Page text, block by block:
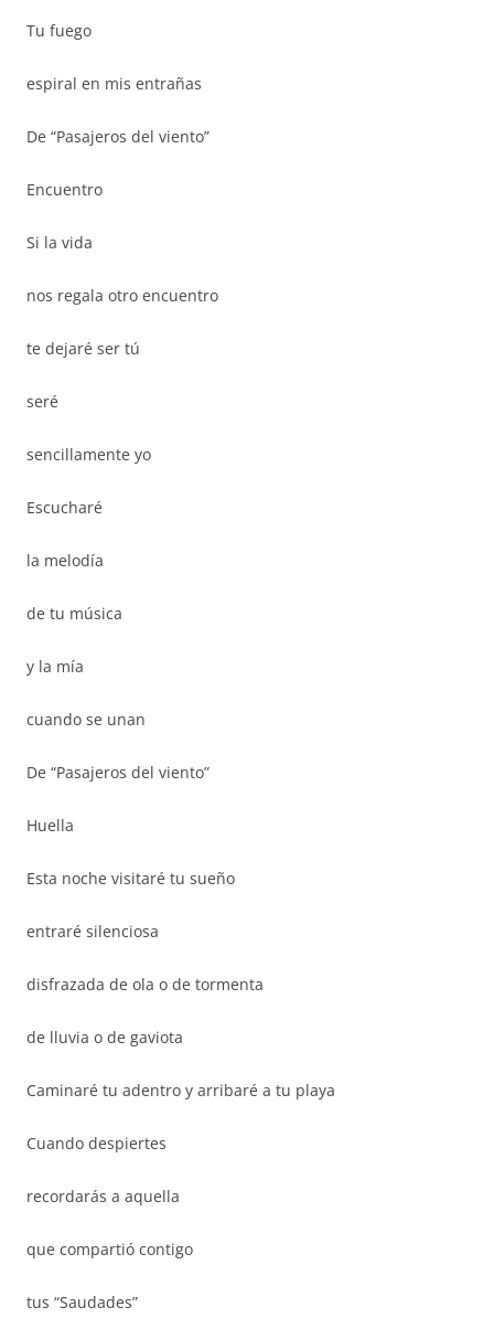
Tu fuego
espiral en mis entrañas
De “Pasajeros del viento”
Encuentro
Si la vida
nos regala otro encuentro
te dejaré ser tú
seré
sencillamente yo
Escucharé
la melodía
de tu música
y la mía
cuando se unan
De “Pasajeros del viento”
Huella
Esta noche visitaré tu sueño
entraré silenciosa
disfrazada de ola o de tormenta
de lluvia o de gaviota
Caminaré tu adentro y arribaré a tu playa
Cuando despiertes
recordarás a aquella
que compartió contigo
tus “Saudades”